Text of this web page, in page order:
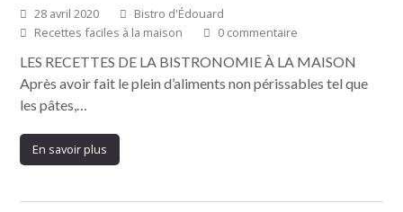
28 avril 2020
Bistro d'Édouard
Recettes faciles à la maison
0 commentaire
LES RECETTES DE LA BISTRONOMIE À LA MAISON
Après avoir fait le plein d’aliments non périssables tel que
les pâtes,…
En savoir plus